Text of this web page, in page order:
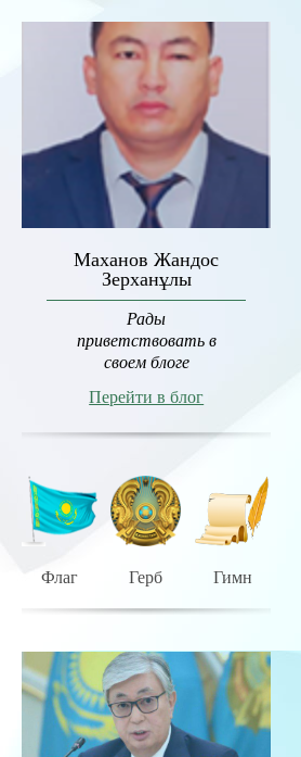
Маханов Жандос
Зерханұлы
Рады
приветствовать в
своем блоге
Перейти в блог
Флаг Герб Гимн